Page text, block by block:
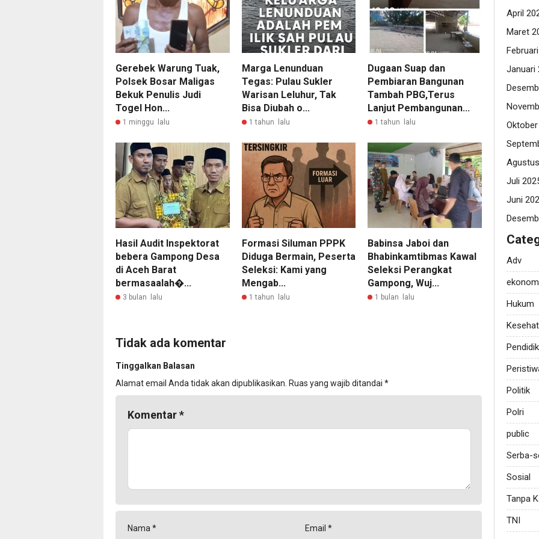
Gerebek Warung Tuak,
Polsek Bosar Maligas
Bekuk Penulis Judi
Togel Hon...
1 minggu lalu
Marga Lenunduan
Tegas: Pulau Sukler
Warisan Leluhur, Tak
Bisa Diubah o...
1 tahun lalu
Dugaan Suap dan
Pembiaran Bangunan
Tambah PBG,Terus
Lanjut Pembangunan...
1 tahun lalu
Hasil Audit Inspektorat
bebera Gampong Desa
di Aceh Barat
bermasaalah�...
3 bulan lalu
Formasi Siluman PPPK
Diduga Bermain, Peserta
Seleksi: Kami yang
Mengab...
1 tahun lalu
Babinsa Jaboi dan
Bhabinkamtibmas Kawal
Seleksi Perangkat
Gampong, Wuj...
1 bulan lalu
Tidak ada komentar
Tinggalkan Balasan
Alamat email Anda tidak akan dipublikasikan. Ruas yang wajib ditandai *
Komentar*
Nama* Email *
April
Maret
Januari
Juli
Juni
Adv
Hukum
Politik
Polri
public
Serba-
Sosial
Tanpa
TNI